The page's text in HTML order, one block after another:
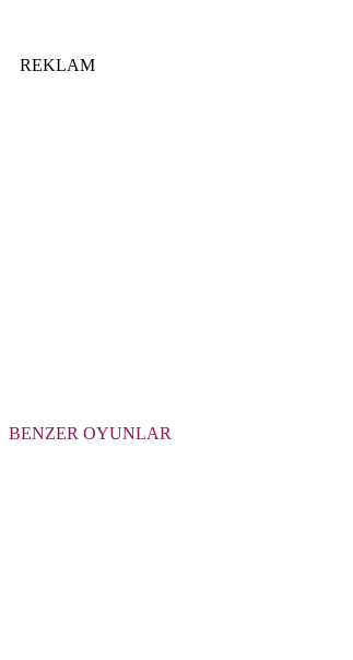
REKLAM
BENZER OYUNLAR